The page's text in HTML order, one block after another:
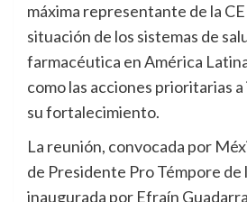
máxima representante de la
situación de los sistemas de
farmacéutica en América
como las acciones prioritarias
su fortalecimiento.
La reunión, convocada por
de Presidente Pro Témpore de
inaugurada por Efraín